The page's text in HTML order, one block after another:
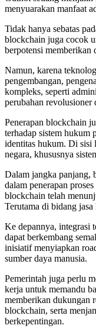
menyuarakan manfaat
Tidak hanya sebatas
blockchain juga cocok
berpotensi memberikan
Namun, karena
pengembangan,
kompleks, seperti
perubahan revolusioner
Penerapan blockchain
terhadap sistem hukum
identitas hukum. Di sisi
negara, khususnya
Dalam jangka panjang,
dalam penerapan
blockchain telah
Terutama di bidang
Ke depannya, integrasi
dapat berkembang
inisiatif menyiapkan
sumber daya manusia.
Pemerintah juga perlu
kerja untuk memandu
memberikan dukungan
blockchain, serta
berkepentingan.